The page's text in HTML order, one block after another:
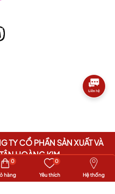
TY CỔ PHẦN SẢN XUẤT VÀ
HOÀNG KIM.
bởi
hàng
0
Yêu thích
0
Hệ thống